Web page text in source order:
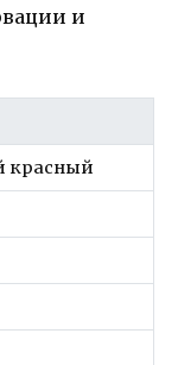
и
красный